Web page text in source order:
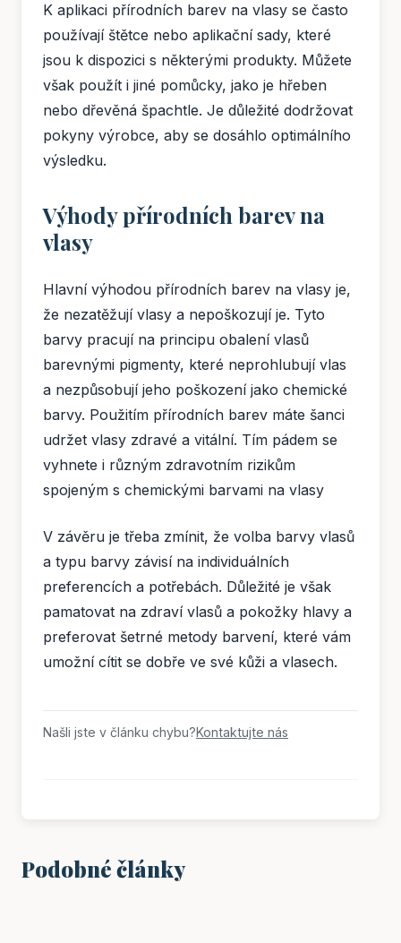
K aplikaci přírodních barev na vlasy se často
používají štětce nebo aplikační sady, které
jsou k dispozici s některými produkty. Můžete
však použít i jiné pomůcky, jako je hřeben
nebo dřevěná špachtle. Je důležité dodržovat
pokyny výrobce, aby se dosáhlo optimálního
výsledku.
Výhody přírodních barev na
vlasy
Hlavní výhodou přírodních barev na vlasy je,
že nezatěžují vlasy a nepoškozují je. Tyto
barvy pracují na principu obalení vlasů
barevnými pigmenty, které neprohlubují vlas
a nezpůsobují jeho poškození jako chemické
barvy. Použitím přírodních barev máte šanci
udržet vlasy zdravé a vitální. Tím pádem se
vyhnete i různým zdravotním rizikům
spojeným s chemickými barvami na vlasy
V závěru je třeba zmínit, že volba barvy vlasů
a typu barvy závisí na individuálních
preferencích a potřebách. Důležité je však
pamatovat na zdraví vlasů a pokožky hlavy a
preferovat šetrné metody barvení, které vám
umožní cítit se dobře ve své kůži a vlasech.
Našli jste v článku chybu?Kontaktujte nás
Podobné články